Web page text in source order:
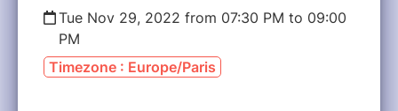
Tue Nov 29, 2022 from 07:30 PM to 09:00
PM
Timezone : Europe/Paris